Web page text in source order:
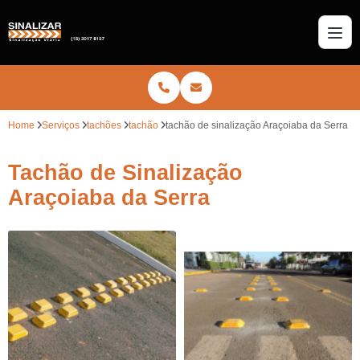
Home Serviços tachões tachão tachão de sinalização Araçoiaba da Serra
Tachão de Sinalização
Araçoiaba da Serra